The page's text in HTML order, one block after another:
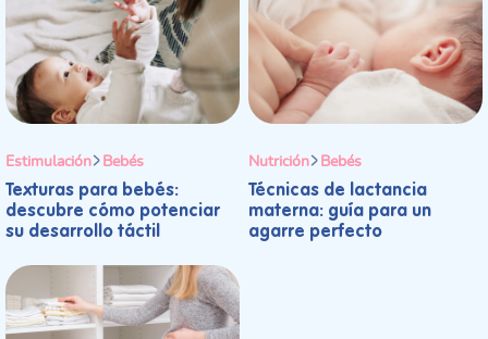
Estimulación Bebés
Texturas para bebés:
descubre cómo potenciar
su desarrollo táctil
Nutrición Bebés
Técnicas de lactancia
materna: guía para un
agarre perfecto